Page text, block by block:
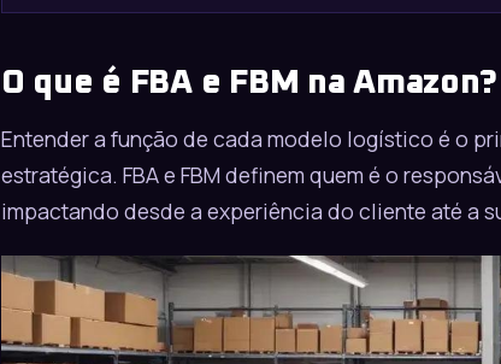
O que é FBA e FBM na Amazon?
Entender a função de cada modelo logístico é o
estratégica. FBA e FBM definem quem é o
impactando desde a experiência do cliente até a